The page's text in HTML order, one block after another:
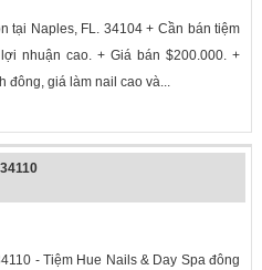
tại Naples, FL. 34104 + Cần bán tiệm
nhuận cao. + Giá bán $200.000. +
đông, giá làm nail cao và...
- Tiệm Hue Nails & Day Spa đông